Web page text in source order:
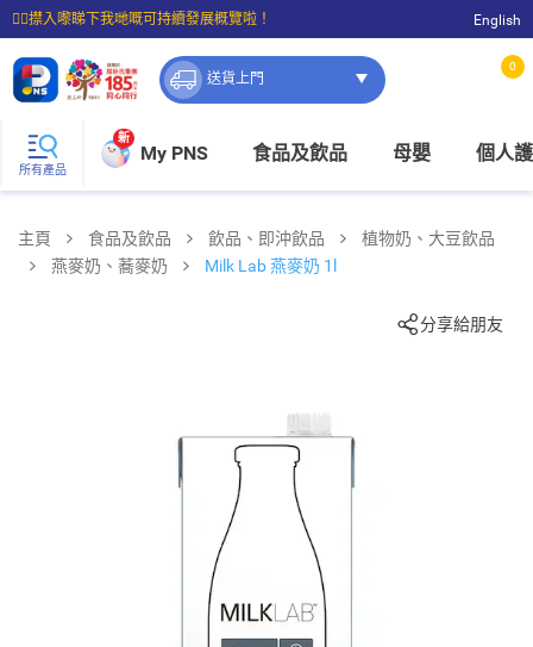
☝🏼㩒入嚟睇下我哋嘅可持續發展概覽啦！
⭐購物滿$399即享免費送貨；滿$100即可免費店取。
English
送貨上門
0
所有產品
新
My PNS 食品及飲品 母嬰 個人
主頁 食品及飲品 飲品、即沖飲品
植物奶、大豆飲品
燕麥奶、蕎麥奶
Milk Lab 燕麥奶 1l
分享給朋友